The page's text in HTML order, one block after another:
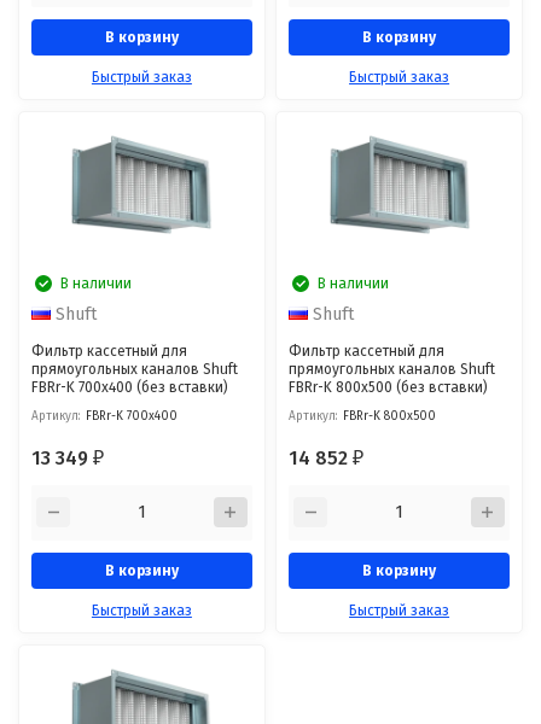
В корзину
Быстрый заказ
В корзину
Быстрый заказ
В наличии
Shuft
Фильтр кассетный для
прямоугольных каналов Shuft
FBRr-K 700x400 (без вставки)
Артикул: FBRr-K 700x400
13 349₽
В корзину
Быстрый заказ
В наличии
Shuft
Фильтр кассетный для
прямоугольных каналов Shuft
FBRr-K 800x500 (без вставки)
Артикул: FBRr-K 800x500
14 852₽
В корзину
Быстрый заказ